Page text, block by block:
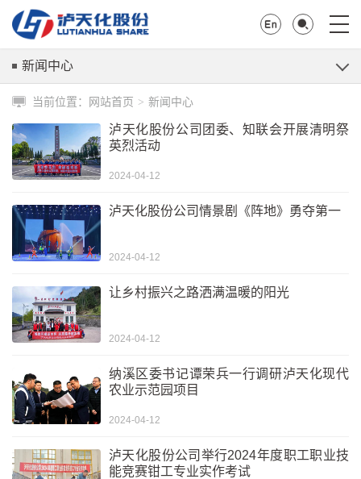
新闻中心
当前位置： 网站首页 > 新闻中心
泸天化股份公司团委、知联会开展清明祭
英烈活动
2024-04-12
泸天化股份公司情景剧《阵地》勇夺第一
2024-04-12
让乡村振兴之路洒满温暖的阳光
2024-04-12
纳溪区委书记谭荣兵一行调研泸天化现代
农业示范园项目
2024-04-12
泸天化股份公司举行2024年度职工职业技
能竞赛钳工专业实作考试